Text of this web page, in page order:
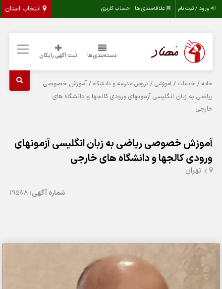
انتخاب استان ورود / ثبت نام علاقه‌مندی ها حساب کاربری
دسته‌بندی‌ها ثبت آگهی رایگان
خانه / خدمات /آموزشی /دروس مدرسه و دانشگاه / آموزش خصوصی
ریاضی به زبان انگلیسی آزمونهای ورودی کالجها و دانشگاه های
خارجی
آموزش خصوصی ریاضی به زبان انگلیسی آزمونهای
ورودی کالجها و دانشگاه های خارجی
تهران
شماره آگهی: 19588